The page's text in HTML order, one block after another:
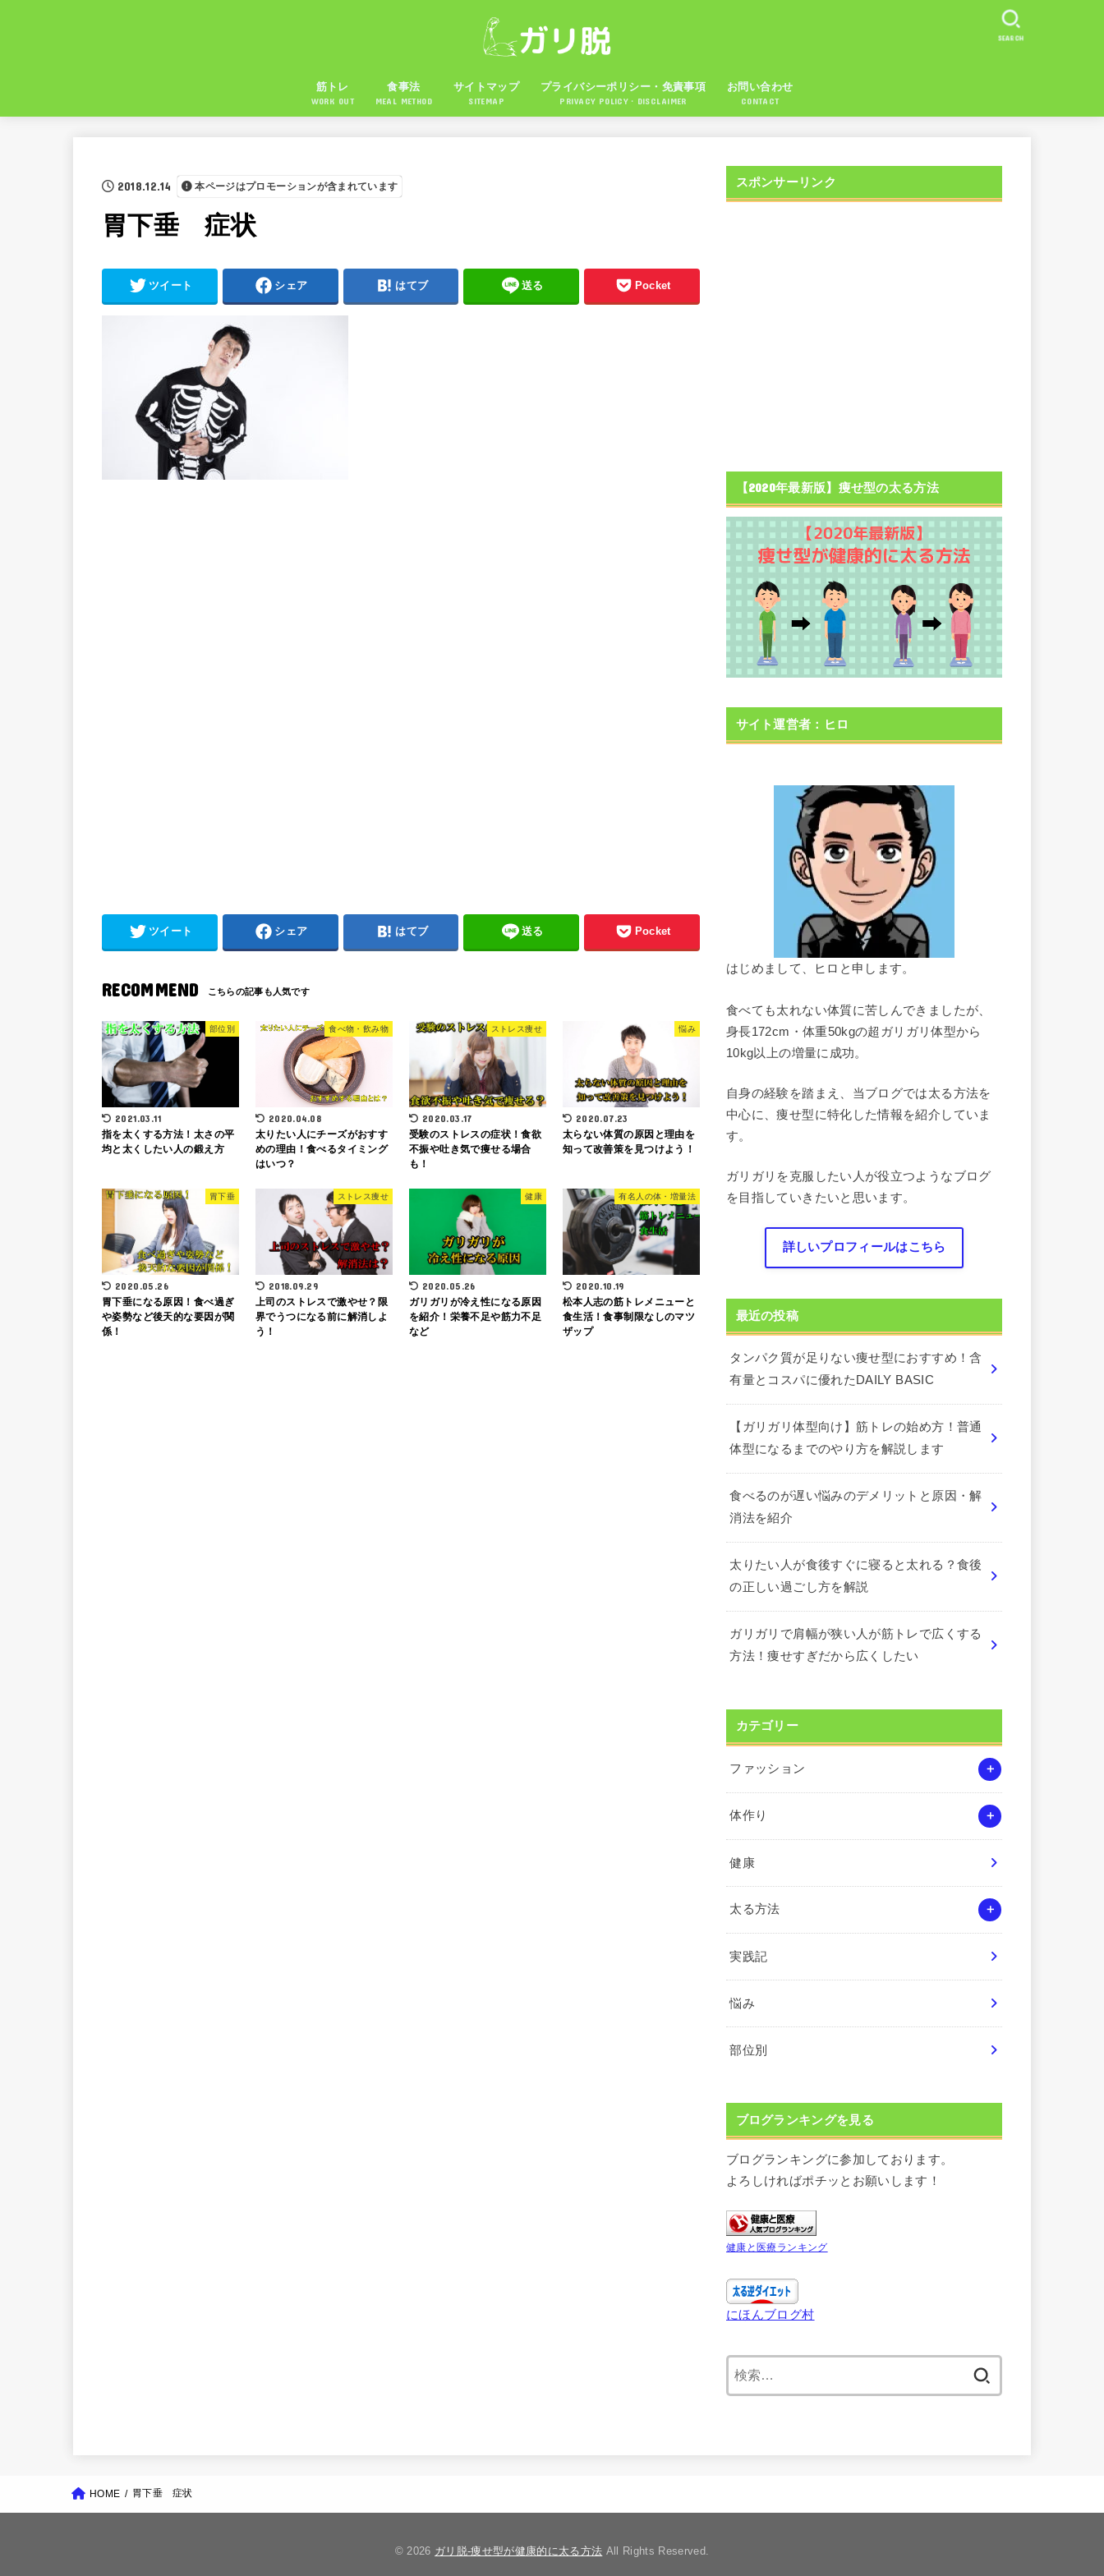
筋トレ
WORK OUT
食事法
MEAL METHOD
サイトマップ
SITEMAP
プライバシーポリシー・免責事項
PRIVACY POLICY・DISCLAIMER
お問い合わせ
CONTACT
SEARCH
2018.12.14 本ページはプロモーションが含まれています
胃下垂 症状
ツイート シェア はてブ 送る Pocket
ツイート シェア はてブ 送る Pocket
RECOMMEND
部位別
2021.03.11
指を太くする方法！太さの平
均と太くしたい人の鍛え方
食べ物・飲み物
2020.04.08
太りたい人にチーズがおすす
めの理由！食べるタイミング
はいつ？
ストレス痩せ
2020.03.17
受験のストレスの症状！食欲
不振や吐き気で痩せる場合
も！
悩み
2020.07.23
太らない体質の原因と理由を
知って改善策を見つけよう！
胃下垂
2020.05.26
胃下垂になる原因！食べ過ぎ
や姿勢など後天的な要因が関
係！
ストレス痩せ
2018.09.29
上司のストレスで激やせ？限
界でうつになる前に解消しよ
う！
健康
2020.05.26
ガリガリが冷え性になる原因
を紹介！栄養不足や筋力不足
など
有名人の体・増量法
2020.10.19
松本人志の筋トレメニューと
食生活！食事制限なしのマツ
ザップ
スポンサーリンク
【2020年最新版】痩せ型の太る方法
サイト運営者：ヒロ
はじめまして、ヒロと申します。
食べても太れない体質に苦しんできましたが、
身長172cm・体重50kgの超ガリガリ体型から
10kg以上の増量に成功。
自身の経験を踏まえ、当ブログでは太る方法を
中心に、痩せ型に特化した情報を紹介していま
す。
ガリガリを克服したい人が役立つようなブログ
を目指していきたいと思います。
詳しいプロフィールはこちら
最近の投稿
タンパク質が足りない痩せ型におすすめ！含
有量とコスパに優れたDAILY BASIC
【ガリガリ体型向け】筋トレの始め方！普通
体型になるまでのやり方を解説します
食べるのが遅い悩みのデメリットと原因・解
消法を紹介
太りたい人が食後すぐに寝ると太れる？食後
の正しい過ごし方を解説
ガリガリで肩幅が狭い人が筋トレで広くする
方法！痩せすぎだから広くしたい
カテゴリー
ファッション
体作り
健康
太る方法
実践記
悩み
部位別
ブログランキングを見る
ブログランキングに参加しております。
よろしければポチッとお願いします！
健康と医療ランキング
にほんブログ村
HOME 胃下垂 症状
© 2026 ガリ脱-痩せ型が健康的に太る方法 All Rights Reserved.